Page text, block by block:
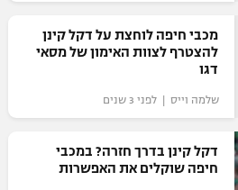
מכבי חיפה לוחצת על דקל קינן
להצטרף לצוות האימון של מסאי
דגו
שלמה וייס | לפני 3 שנים
דקל קינן בדרך חזרה? במכבי
חיפה שוקלים את האפשרות